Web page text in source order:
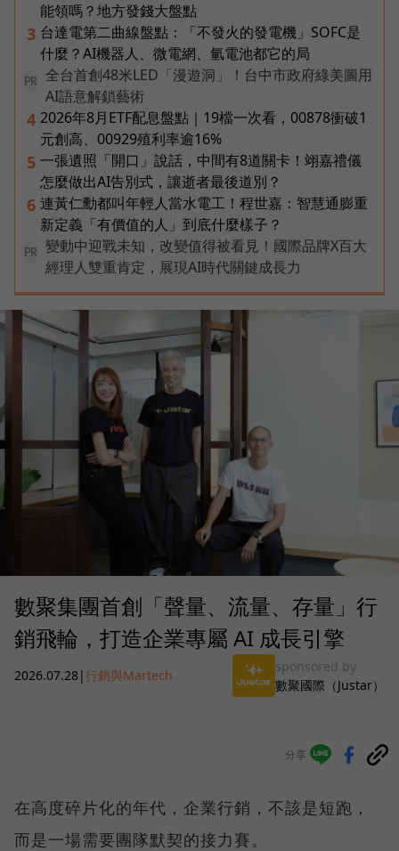
能領嗎？地方發錢大盤點
3 台達電第二曲線盤點：「不發火的發電機」SOFC是
什麼？AI機器人、微電網、氫電池都它的局
PR
全台首創48米LED「漫遊洞」！台中市政府綠美圖用
AI語意解鎖藝術
4 2026年8月ETF配息盤點｜19檔一次看，00878衝破1
元創高、00929殖利率逾16%
5 一張遺照「開口」說話，中間有8道關卡！翊嘉禮儀
怎麼做出AI告別式，讓逝者最後道別？
6 連黃仁勳都叫年輕人當水電工！程世嘉：智慧通膨重
新定義「有價值的人」到底什麼樣子？
PR
變動中迎戰未知，改變值得被看見！國際品牌X百大
經理人雙重肯定，展現AI時代關鍵成長力
數聚集團首創「聲量、流量、存量」行
銷飛輪，打造企業專屬 AI 成長引擎
2026.07.28|行銷與Martech
sponsored by
數聚國際（Justar）
分享
在高度碎片化的年代，企業行銷，不該是短跑，
而是一場需要團隊默契的接力賽。